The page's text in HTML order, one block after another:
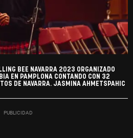
BEE NAVARRA 2023 ORGANIZADO
EN PAMPLONA CONTANDO CON 32
DE NAVARRA. JASMINA AHMETSPAHIC